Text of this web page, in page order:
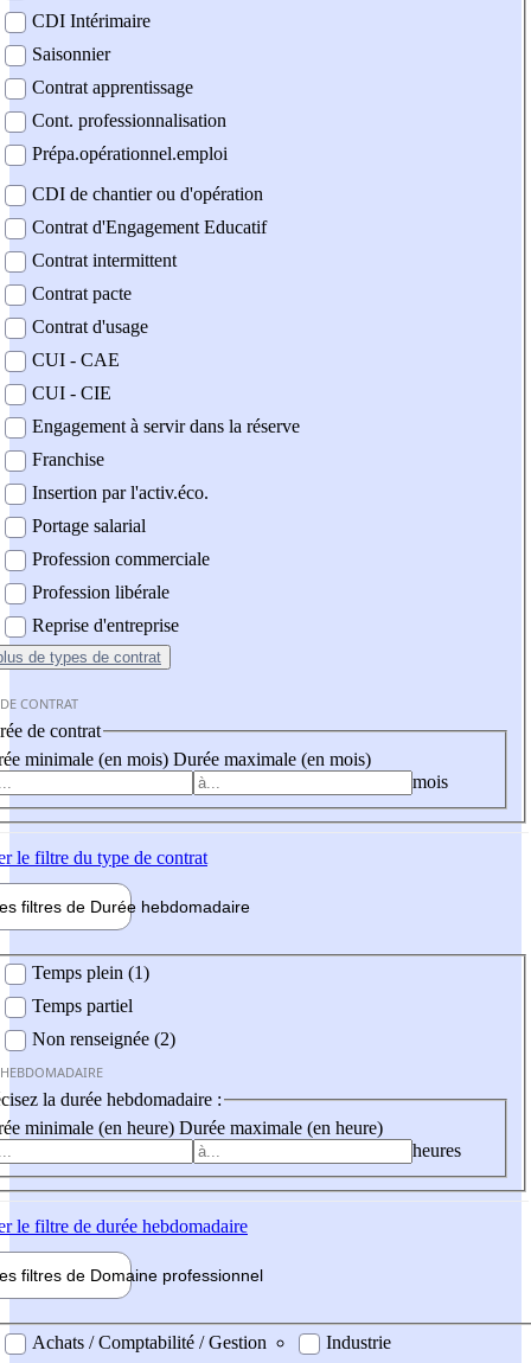
CDI Intérimaire
Saisonnier
Contrat apprentissage
Cont. professionnalisation
Prépa.opérationnel.emploi
CDI de chantier ou d'opération
Contrat d'Engagement Educatif
Contrat intermittent
Contrat pacte
Contrat d'usage
CUI - CAE
CUI - CIE
Engagement à servir dans la réserve
Franchise
Insertion par l'activ.éco.
Portage salarial
Profession commerciale
Profession libérale
Reprise d'entreprise
de types de contrat
CONTRAT
de contrat
minimale (en mois) Durée maximale (en mois)
mois
le filtre du type de contrat
filtres de Durée hebdomadaire
Temps plein (1)
Temps partiel
Non renseignée (2)
la durée hebdomadaire :
minimale (en heure) Durée maximale (en heure)
heures
le filtre de durée hebdomadaire
filtres de Domaine professionnel
professionel
Achats / Comptabilité / Gestion
Industrie